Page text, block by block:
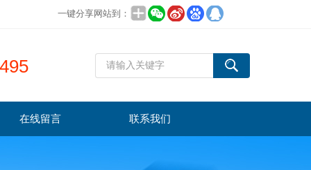
一键分享网站到：
在线留言 联系我们